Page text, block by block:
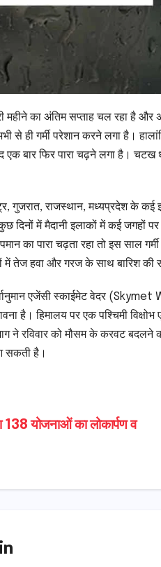
का अंतिम सप्ताह चल रहा है और
से ही गर्मी परेशान करने लगा है।
एक बार फिर पारा चढ़ने लगा है।
गुजरात, राजस्थान, मध्यप्रदेश के
में मैदानी इलाकों में कई जगहों पर
का पारा चढ़ता रहा तो इस
तेज हवा और गरज के साथ बारिश की
एजेंसी स्काईमेट वेदर
है। हिमालय पर एक पश्चिमी
ने रविवार को मौसम के करवट बदलने
सकती है।
138 योजनाओं का लोकार्पण व